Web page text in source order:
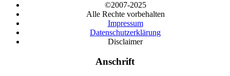
©2007-2025
Alle Rechte vorbehalten
Impressum
Datenschutzerklärung
Disclaimer
Anschrift